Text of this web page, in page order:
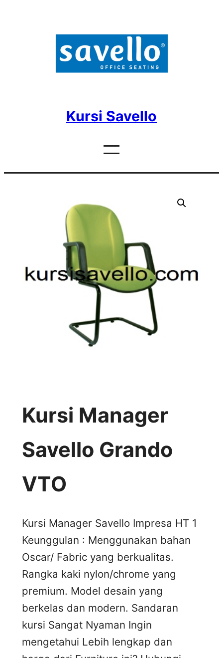
Kursi Savello
Kursi Manager
Savello Grando
VTO
Kursi Manager Savello Impresa HT 1
Keunggulan : Menggunakan bahan
Oscar/ Fabric yang berkualitas.
Rangka kaki nylon/chrome yang
premium. Model desain yang
berkelas dan modern. Sandaran
kursi Sangat Nyaman Ingin
mengetahui Lebih lengkap dan